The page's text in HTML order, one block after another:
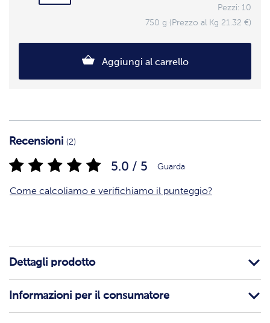
Pezzi: 10
750 g (Prezzo al Kg 21.32 €)
Aggiungi al carrello
Recensioni (2)
5.0 / 5 Guarda
Come calcoliamo e verifichiamo il punteggio?
Dettagli prodotto
Informazioni per il consumatore